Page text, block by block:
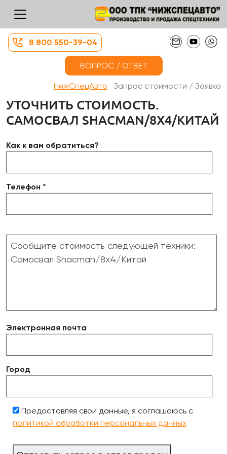
8 800 550-39-04
ВОПРОС / ОТВЕТ
НижСпецАвто Запрос стоимости / Заявка
УТОЧНИТЬ СТОИМОСТЬ.
САМОСВАЛ SHACMAN/8Х4/КИТАЙ
Как к вам обратиться?
Телефон *
Электронная почта
Город
Предоставляя свои данные, я соглашаюсь с
политикой обработки персональных данных